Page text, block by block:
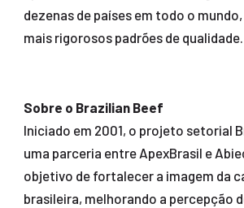
dezenas de países em todo o
mais rigorosos padrões de qualidade.
Sobre o Brazilian Beef
Iniciado em 2001, o projeto setorial
uma parceria entre ApexBrasil e
objetivo de fortalecer a imagem da
brasileira, melhorando a percepção